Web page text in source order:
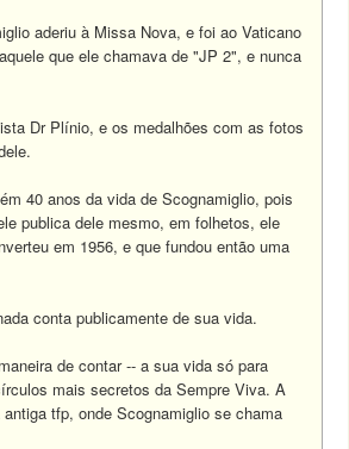
aderiu à Missa Nova, e foi ao Vaticano
que ele chamava de "JP 2", e nunca
Dr Plínio, e os medalhões com as fotos
40 anos da vida de Scognamiglio, pois
publica dele mesmo, em folhetos, ele
em 1956, e que fundou então uma
conta publicamente de sua vida.
de contar -- a sua vida só para
mais secretos da Sempre Viva. A
tfp, onde Scognamiglio se chama